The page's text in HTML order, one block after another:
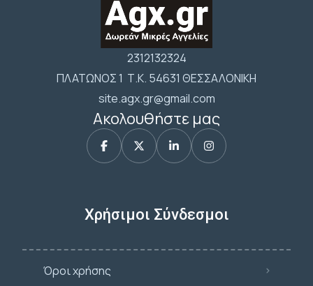
2312132324
ΠΛΑΤΩΝΟΣ 1 Τ.Κ. 54631 ΘΕΣΣΑΛΟΝΙΚΗ
site.agx.gr@gmail.com
Ακολουθήστε μας
Χρήσιμοι Σύνδεσμοι
Όροι χρήσης